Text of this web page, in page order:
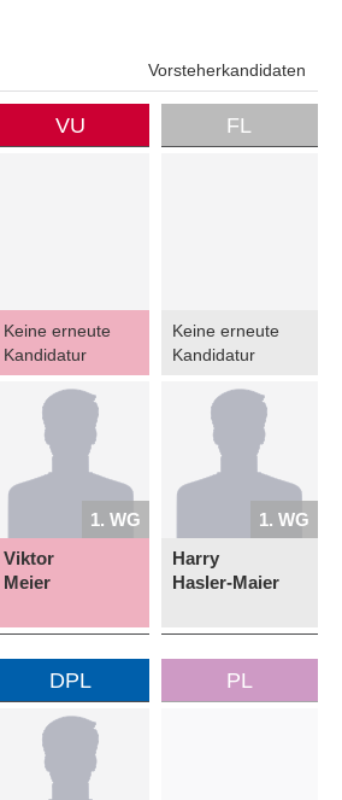
Vorsteherkandidaten
VU
Keine erneute
Kandidatur
1. WG
Viktor
Meier
FL
Keine erneute
Kandidatur
1. WG
Harry
Hasler-Maier
DPL PL